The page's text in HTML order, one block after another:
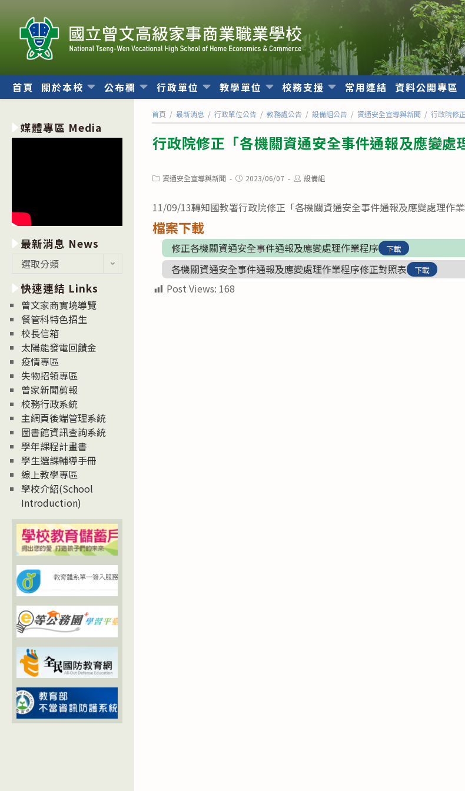
內
首頁 關於本校 公布欄 行政單位 教學單位 校務支援 常用連結 資料公開專區
首頁 / 最新消息 / 行政單位公告 / 教務處公告 / 設備組公告 / 資通安全宣導與新聞 / 行政院修
行政院修正「各機關資通安全事件通報及應變處
Post資通安全宣導與新聞
Post2023/06/07
Post設備組
11/09/13轉知國教署行政院修正「各機關資通安全事件通報及應變處理作業
檔案下載
修正各機關資通安全事件通報及應變處理作業程序 下載
各機關資通安全事件通報及應變處理作業程序修正對照表 下載
Post Views: 168
媒體專區 Media
最新消息 News
消
息
News
選取分類
快速連結 Links
曾文家商實境導覽
餐管科特色招生
校長信箱
太陽能發電回饋金
疫情專區
失物招領專區
曾家新聞剪報
校務行政系統
主網頁後端管理系統
圖書館資訊查詢系統
學年課程計畫書
學生選課輔導手冊
線上教學專區
學校介紹(School
Introduction)